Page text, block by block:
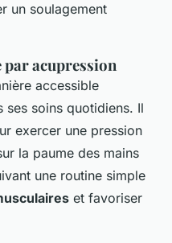
un soulagement
par acupression
accessible
ses soins quotidiens. Il
exercer une pression
la paume des mains
une routine simple
et favoriser